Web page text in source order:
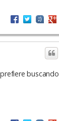
buscando